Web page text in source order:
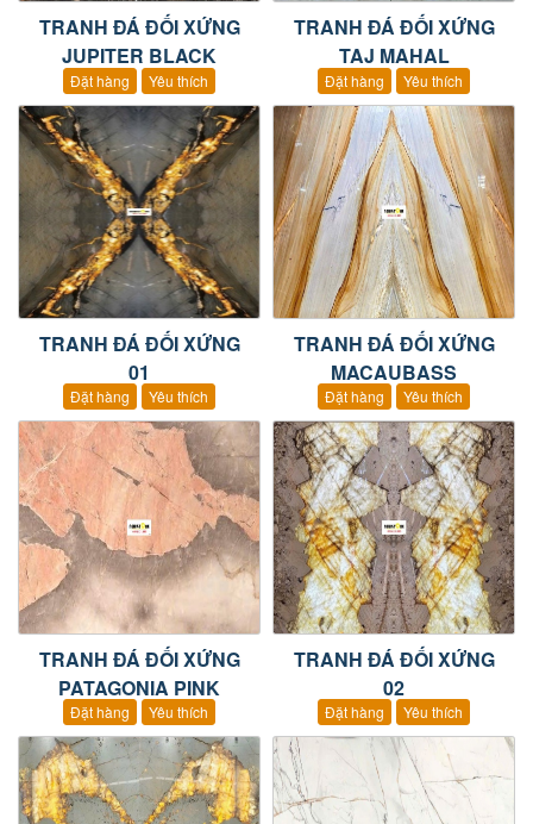
TRANH ĐÁ ĐỐI XỨNG
JUPITER BLACK
Đặt hàng Yêu thích
TRANH ĐÁ ĐỐI XỨNG
TAJ MAHAL
Đặt hàng Yêu thích
TRANH ĐÁ ĐỐI XỨNG
01
Đặt hàng Yêu thích
TRANH ĐÁ ĐỐI XỨNG
MACAUBASS
Đặt hàng Yêu thích
TRANH ĐÁ ĐỐI XỨNG
PATAGONIA PINK
Đặt hàng Yêu thích
TRANH ĐÁ ĐỐI XỨNG
02
Đặt hàng Yêu thích